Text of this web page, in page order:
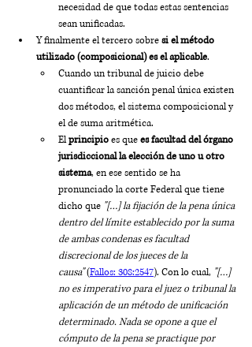
necesidad de que todas estas sentencias
sean unificadas.
Y finalmente el tercero sobre si el método
utilizado (composicional) es el aplicable.
Cuando un tribunal de juicio debe
cuantificar la sanción penal única existen
dos métodos, el sistema composicional y
el de suma aritmética.
El principio es que es facultad del órgano
jurisdiccional la elección de uno u otro
sistema, en ese sentido se ha
pronunciado la corte Federal que tiene
dicho que "[…] la fijación de la pena única
dentro del límite establecido por la suma
de ambas condenas es facultad
discrecional de los jueces de la
causa" (Fallos: 308:2547). Con lo cual, "[…]
no es imperativo para el juez o tribunal la
aplicación de un método de unificación
determinado. Nada se opone a que el
cómputo de la pena se practique por